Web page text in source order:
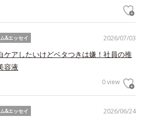
2026/07/03
&エッセイ
ケアしたいけどベタつきは嫌！社員の推
容液
0 view
2026/06/24
&エッセイ